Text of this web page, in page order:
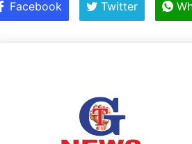
Facebook Twitter